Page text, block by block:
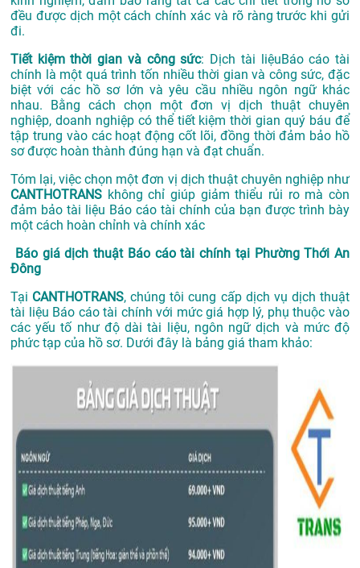
đều được dịch một cách chính xác và rõ ràng trước khi gửi
đi.
Tiết kiệm thời gian và công sức: Dịch tài liệuBáo cáo tài
chính là một quá trình tốn nhiều thời gian và công sức, đặc
biệt với các hồ sơ lớn và yêu cầu nhiều ngôn ngữ khác
nhau. Bằng cách chọn một đơn vị dịch thuật chuyên
nghiệp, doanh nghiệp có thể tiết kiệm thời gian quý báu để
tập trung vào các hoạt động cốt lõi, đồng thời đảm bảo hồ
sơ được hoàn thành đúng hạn và đạt chuẩn.
Tóm lại, việc chọn một đơn vị dịch thuật chuyên nghiệp như
CANTHOTRANS không chỉ giúp giảm thiểu rủi ro mà còn
đảm bảo tài liệu Báo cáo tài chính của bạn được trình bày
một cách hoàn chỉnh và chính xác
Báo giá dịch thuật Báo cáo tài chính tại Phường Thới An
Đông
Tại CANTHOTRANS, chúng tôi cung cấp dịch vụ dịch thuật
tài liệu Báo cáo tài chính với mức giá hợp lý, phụ thuộc vào
các yếu tố như độ dài tài liệu, ngôn ngữ dịch và mức độ
phức tạp của hồ sơ. Dưới đây là bảng giá tham khảo: